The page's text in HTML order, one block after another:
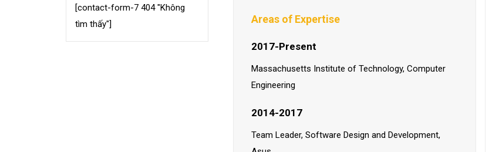
[contact-form-7 404 "Không
tìm thấy"]
Areas of Expertise
2017-Present
Massachusetts Institute of Technology, Computer
Engineering
2014-2017
Team Leader, Software Design and Development,